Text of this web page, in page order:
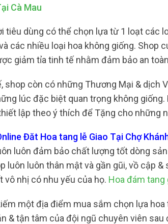
Cà Mau
tiêu dùng có thể chọn lựa từ 1 loạt các
các nhiều loại hoa không giống.
giảm tỉa tinh tế nhằm đảm bảo an
shop còn có những Thương Mại &
lúc đặc biệt quan trọng không
lập theo ý thích để Tặng cho những
Đăt Hoa tang lễ Giao Tại Chợ
luôn đảm bảo chất lượng tốt dòng
luôn luôn thân mật và gần gũi, vồ cập
vô nhị có nhu yếu của họ. Hoa đám tang
một địa điểm mua sắm chọn lựa
& tận tâm của đội ngũ chuyên viên sau